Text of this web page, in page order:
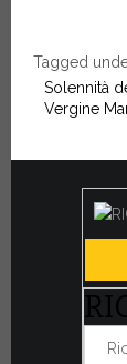
Tagged
Solennità
Vergine